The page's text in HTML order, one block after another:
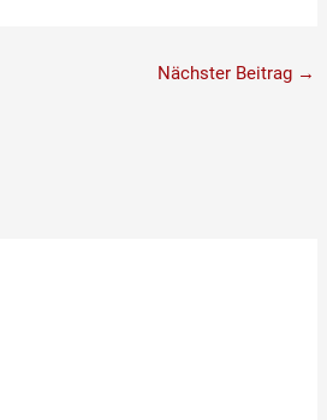
Nächster Beitrag →